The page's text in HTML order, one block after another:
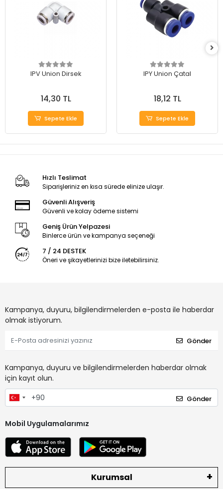
IPV Union Dirsek
14,30 TL
Sepete Ekle
IPY Union Çatal
18,12 TL
Sepete Ekle
Hızlı Teslimat
Siparişleriniz en kısa sürede elinize ulaşır.
Güvenli Alışveriş
Güvenli ve kolay ödeme sistemi
Geniş Ürün Yelpazesi
Binlerce ürün ve kampanya seçeneği
7 / 24 DESTEK
Öneri ve şikayetlerinizi bize iletebilirsiniz.
Kampanya, duyuru, bilgilendirmelerden e-posta ile haberdar
olmak istiyorum.
Gönder
Kampanya, duyuru ve bilgilendirmelerden haberdar olmak
için kayıt olun.
Gönder
Mobil Uygulamalarımız
Kurumsal